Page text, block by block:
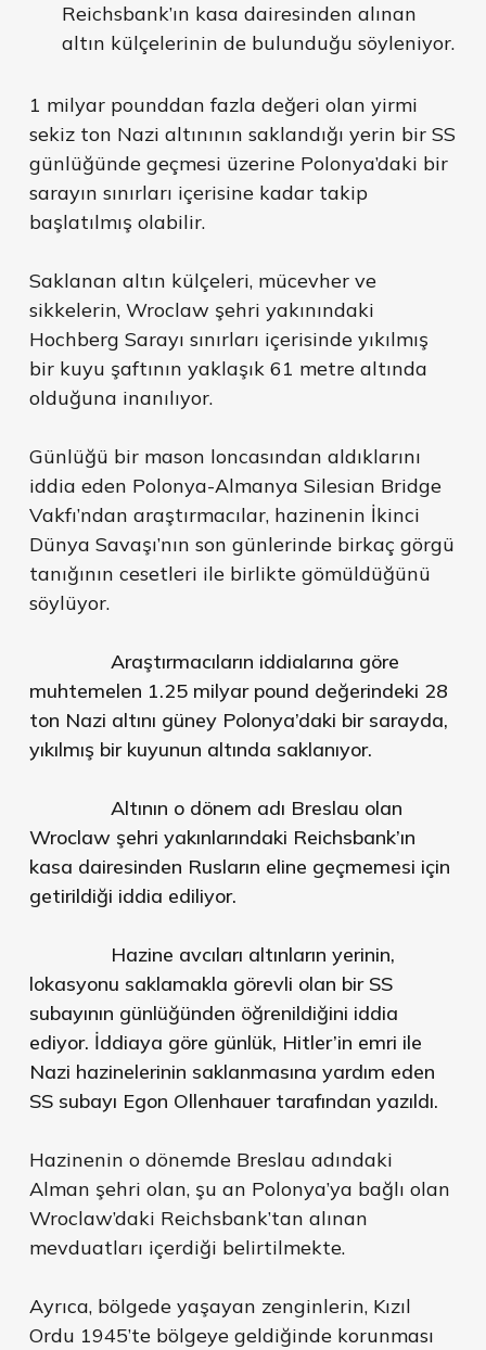
Reichsbank’ın kasa dairesinden alınan
altın külçelerinin de bulunduğu söyleniyor.
1 milyar pounddan fazla değeri olan yirmi
sekiz ton Nazi altınının saklandığı yerin bir SS
günlüğünde geçmesi üzerine Polonya’daki bir
sarayın sınırları içerisine kadar takip
başlatılmış olabilir.
Saklanan altın külçeleri, mücevher ve
sikkelerin, Wroclaw şehri yakınındaki
Hochberg Sarayı sınırları içerisinde yıkılmış
bir kuyu şaftının yaklaşık 61 metre altında
olduğuna inanılıyor.
Günlüğü bir mason loncasından aldıklarını
iddia eden Polonya-Almanya Silesian Bridge
Vakfı’ndan araştırmacılar, hazinenin İkinci
Dünya Savaşı’nın son günlerinde birkaç görgü
tanığının cesetleri ile birlikte gömüldüğünü
söylüyor.
Araştırmacıların iddialarına göre
muhtemelen 1.25 milyar pound değerindeki 28
ton Nazi altını güney Polonya’daki bir sarayda,
yıkılmış bir kuyunun altında saklanıyor.
Altının o dönem adı Breslau olan
Wroclaw şehri yakınlarındaki Reichsbank’ın
kasa dairesinden Rusların eline geçmemesi için
getirildiği iddia ediliyor.
Hazine avcıları altınların yerinin,
lokasyonu saklamakla görevli olan bir SS
subayının günlüğünden öğrenildiğini iddia
ediyor. İddiaya göre günlük, Hitler’in emri ile
Nazi hazinelerinin saklanmasına yardım eden
SS subayı Egon Ollenhauer tarafından yazıldı.
Hazinenin o dönemde Breslau adındaki
Alman şehri olan, şu an Polonya’ya bağlı olan
Wroclaw’daki Reichsbank’tan alınan
mevduatları içerdiği belirtilmekte.
Ayrıca, bölgede yaşayan zenginlerin, Kızıl
Ordu 1945’te bölgeye geldiğinde korunması